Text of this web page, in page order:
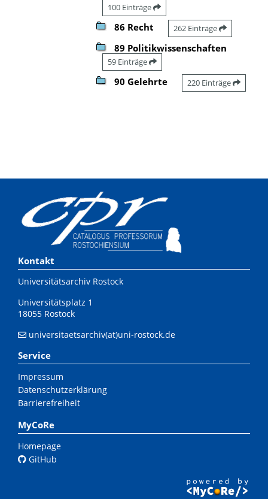
100 Einträge
86 Recht 262 Einträge
89 Politikwissenschaften
59 Einträge
90 Gelehrte 220 Einträge
Kontakt
Universitätsarchiv Rostock
Universitätsplatz 1
18055 Rostock
universitaetsarchiv(at)uni-rostock.de
Service
Impressum
Datenschutzerklärung
Barrierefreiheit
MyCoRe
Homepage
GitHub